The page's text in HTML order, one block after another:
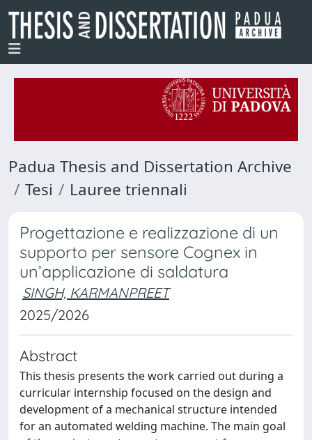
Padua Thesis and Dissertation Archive
Tesi
Lauree triennali
Progettazione e realizzazione di un
supporto per sensore Cognex in
un’applicazione di saldatura
SINGH, KARMANPREET
2025/2026
Abstract
This thesis presents the work carried out during a
curricular internship focused on the design and
development of a mechanical structure intended
for an automated welding machine. The main goal